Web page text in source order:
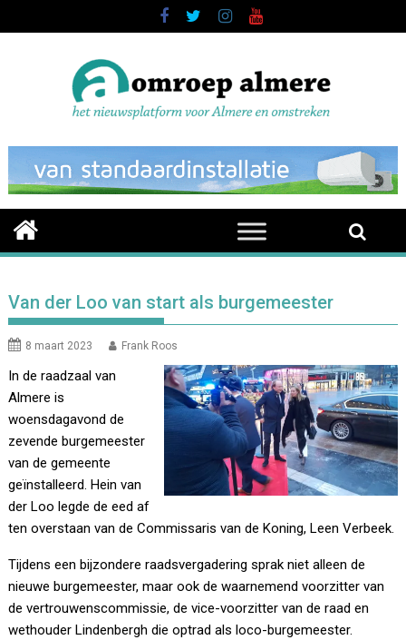
to
Van der Loo van start als burgemeester
8 maart 2023 Frank Roos
In de raadzaal van
Almere is
woensdagavond de
zevende burgemeester
van de gemeente
geïnstalleerd. Hein van
der Loo legde de eed af
ten overstaan van de Commissaris van de Koning, Leen Verbeek.
Tijdens een bijzondere raadsvergadering sprak niet alleen de
nieuwe burgemeester, maar ook de waarnemend voorzitter van
de vertrouwenscommissie, de vice-voorzitter van de raad en
wethouder Lindenbergh die optrad als loco-burgemeester.